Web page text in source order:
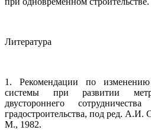
Литература
1. Рекомендации по изменению
системы при развитии
двустороннего
градостроительства, под ред. А.И.
М., 1982.